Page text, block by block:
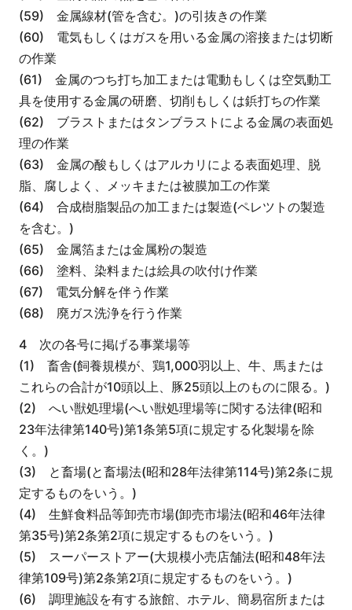
(59) 金属線材(管を含む。)の引抜きの作業
(60) 電気もしくはガスを用いる金属の溶接または切断
の作業
(61) 金属のつち打ち加工または電動もしくは空気動工
具を使用する金属の研磨、切削もしくは鋲打ちの作業
(62) ブラストまたはタンブラストによる金属の表面処
理の作業
(63) 金属の酸もしくはアルカリによる表面処理、脱
脂、腐しよく、メッキまたは被膜加工の作業
(64) 合成樹脂製品の加工または製造(ペレツトの製造
を含む。)
(65) 金属箔または金属粉の製造
(66) 塗料、染料または絵具の吹付け作業
(67) 電気分解を伴う作業
(68) 廃ガス洗浄を行う作業
4 次の各号に掲げる事業場等
(1) 畜舎(飼養規模が、鶏1,000羽以上、牛、馬または
これらの合計が10頭以上、豚25頭以上のものに限る。)
(2) へい獣処理場(へい獣処理場等に関する法律(昭和
23年法律第140号)第1条第5項に規定する化製場を除
く。)
(3) と畜場(と畜場法(昭和28年法律第114号)第2条に規
定するものをいう。)
(4) 生鮮食料品等卸売市場(卸売市場法(昭和46年法律
第35号)第2条第2項に規定するものをいう。)
(5) スーパーストアー(大規模小売店舗法(昭和48年法
律第109号)第2条第2項に規定するものをいう。)
(6) 調理施設を有する旅館、ホテル、簡易宿所または